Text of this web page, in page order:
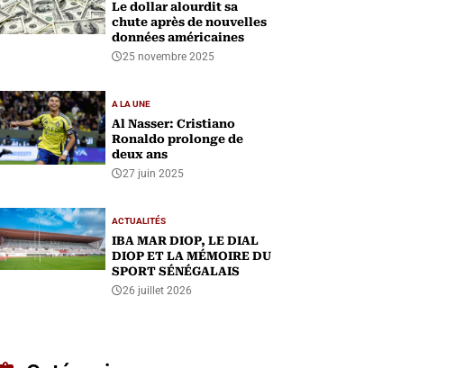
Le dollar alourdit sa
chute après de nouvelles
données américaines
25 novembre 2025
A LA UNE
Al Nasser: Cristiano
Ronaldo prolonge de
deux ans
27 juin 2025
ACTUALITÉS
IBA MAR DIOP, LE DIAL
DIOP ET LA MÉMOIRE DU
SPORT SÉNÉGALAIS
26 juillet 2026